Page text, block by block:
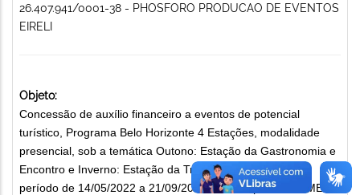
26.407.941/0001-38 - PHOSFORO PRODUCAO DE EVENTOS
EIRELI
Objeto:
Concessão de auxílio financeiro a eventos de potencial
turístico, Programa Belo Horizonte 4 Estações, modalidade
presencial, sob a temática Outono: Estação da Gastronomia e
Encontro e Inverno: Estação da Tradição e Pluralidade,
período de 14/05/2022 a 21/09/2022. Contemplado: PRIME